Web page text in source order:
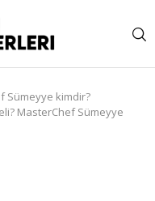
Sümeyye kimdir?
MasterChef Sümeyye